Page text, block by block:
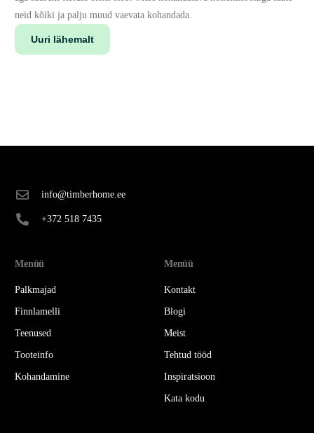
neid kõiki ja palju muud vaevata kohandada.
Uuri lähemalt
info@timberhome.ee
+372 518 7435
Menüü
Palkmajad
Finnlamelli
Teenused
Tooteinfo
Kohandamine
Menüü
Kontakt
Blogi
Meist
Tehtud tööd
Inspiratsioon
Kata kodu